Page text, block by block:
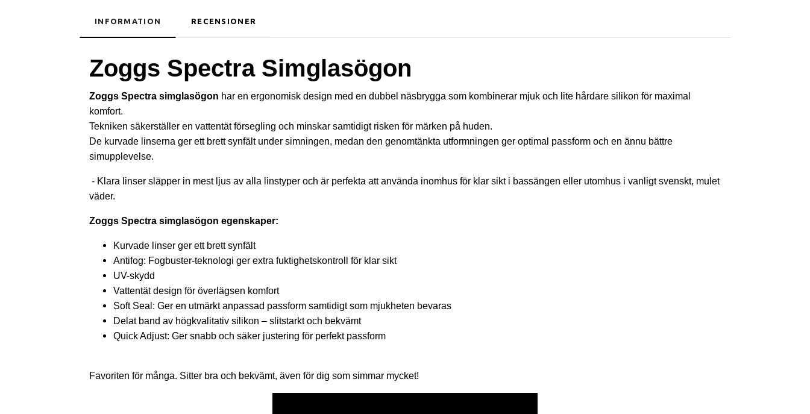
INFORMATION RECENSIONER
Zoggs Spectra Simglasögon
Zoggs Spectra simglasögon har en ergonomisk design med en dubbel näsbrygga som kombinerar mjuk och lite hårdare silikon för maximal
komfort.
Tekniken säkerställer en vattentät försegling och minskar samtidigt risken för märken på huden.
De kurvade linserna ger ett brett synfält under simningen, medan den genomtänkta utformningen ger optimal passform och en ännu bättre
simupplevelse.
- Klara linser släpper in mest ljus av alla linstyper och är perfekta att använda inomhus för klar sikt i bassängen eller utomhus i vanligt svenskt, mulet
väder.
Zoggs Spectra simglasögon egenskaper:
Kurvade linser ger ett brett synfält
Antifog: Fogbuster-teknologi ger extra fuktighetskontroll för klar sikt
UV-skydd
Vattentät design för överlägsen komfort
Soft Seal: Ger en utmärkt anpassad passform samtidigt som mjukheten bevaras
Delat band av högkvalitativ silikon – slitstarkt och bekvämt
Quick Adjust: Ger snabb och säker justering för perfekt passform
Favoriten för många. Sitter bra och bekvämt, även för dig som simmar mycket!